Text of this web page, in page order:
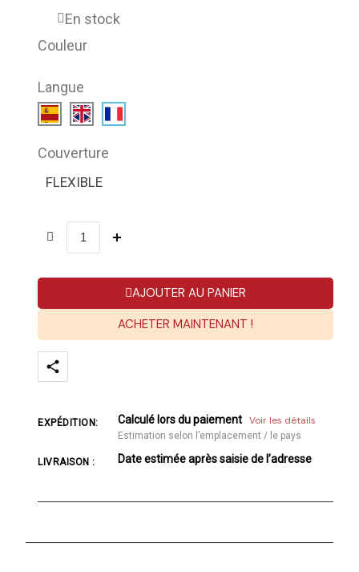
En stock
Couleur
Langue
Couverture
FLEXIBLE
AJOUTER AU PANIER
ACHETER MAINTENANT !
EXPÉDITION: Calculé lors du paiement Voir les détails
Estimation selon l’emplacement / le pays
LIVRAISON : Date estimée après saisie de l’adresse